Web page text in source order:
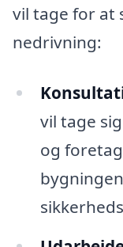
vil tage for at
nedrivning:
vil tage
og